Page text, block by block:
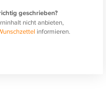
geschrieben?
nicht anbieten,
informieren.